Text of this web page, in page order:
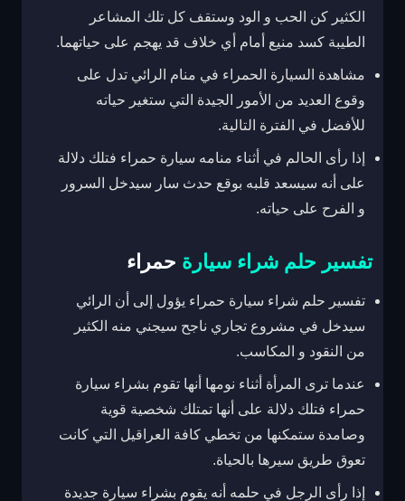
الكثير كن الحب و الود وستقف كل تلك المشاعر
الطيبة كسد منيع أمام أي خلاف قد يهجم على حياتهما.
مشاهدة السيارة الحمراء في منام الرائي تدل على
وقوع العديد من الأمور الجيدة التي ستغير حياته
للأفضل في الفترة التالية.
إذا رأى الحالم في أثناء منامه سيارة حمراء فتلك دلالة
على أنه سيسعد قلبه بوقع حدث سار سيدخل السرور
و الفرح على حياته.
تفسير حلم شراء سيارة حمراء
تفسير حلم شراء سيارة حمراء يؤول إلى أن الرائي
سيدخل في مشروع تجاري ناجح سيجني منه الكثير
من النقود و المكاسب.
عندما ترى المرأة أثناء نومها أنها تقوم بشراء سيارة
حمراء فتلك دلالة على أنها تمتلك شخصية قوية
وصامدة ستمكنها من تخطي كافة العراقيل التي كانت
تعوق طريق سيرها بالحياة.
إذا رأى الرجل في حلمه أنه يقوم بشراء سيارة جديدة